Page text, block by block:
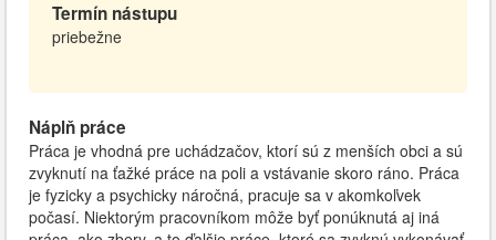
Termín nástupu
priebežne
Náplň práce
Práca je vhodná pre uchádzačov, ktorí sú z menších obci a sú
zvyknutí na ťažké práce na poli a vstávanie skoro ráno. Práca
je fyzicky a psychicky náročná, pracuje sa v akomkoľvek
počasí. Niektorým pracovníkom môže byť ponúknutá aj iná